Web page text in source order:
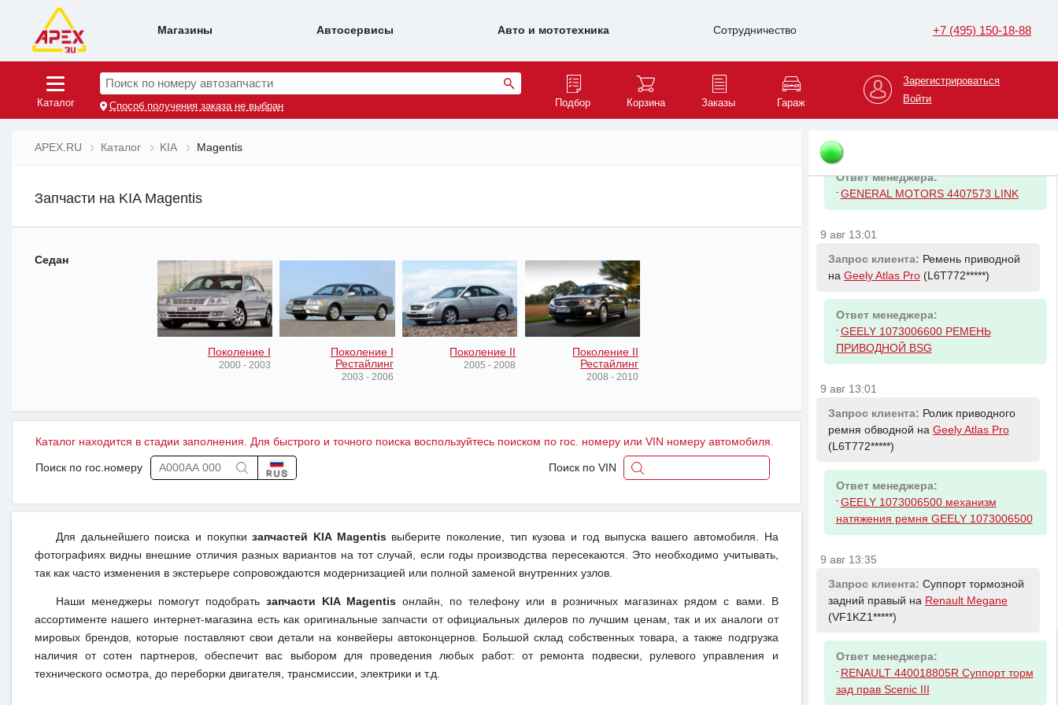
Магазины Автосервисы Авто и мототехника Сотрудничество +7 (495) 150-18-88
Каталог
Поиск по номеру автозапчасти
Способ получения заказа не выбран Подбор Корзина Заказы Гараж
Зарегистрироваться
Войти
APEX.RU Каталог KIA Magentis
Запчасти на KIA Magentis
Седан
Поколение I
2000 - 2003
Поколение I
Рестайлинг
2003 - 2006
Поколение II
2005 - 2008
Поколение II
Рестайлинг
2008 - 2010
Каталог находится в стадии заполнения. Для быстрого и точного поиска воспользуйтесь поиском по гос. номеру или VIN номеру автомобиля.
Поиск по гос.номеру Поиск по VIN
Для дальнейшего поиска и покупкизапчастей KIA Magentisвыберите поколение, тип кузова и год выпуска вашего автомобиля. На
фотографиях видны внешние отличия разных вариантов на тот случай, если годы производства пересекаются. Это необходимо учитывать,
так как часто изменения в экстерьере сопровождаются модернизацией или полной заменой внутренних узлов.
Наши менеджеры помогут подобратьзапчасти KIA Magentis онлайн, по телефону или в розничных магазинах рядом с вами. В
ассортименте нашего интернет-магазина есть как оригинальные запчасти от официальных дилеров по лучшим ценам, так и их аналоги от
мировых брендов, которые поставляют свои детали на конвейеры автоконцернов. Большой склад собственных товара, а также подгрузка
наличия от сотен партнеров, обеспечит вас выбором для проведения любых работ: от ремонта подвески, рулевого управления и
технического осмотра, до переборки двигателя, трансмиссии, электрики и т.д.
(+подшипник +ABS) Renault Nissan
9 авг 12:37
Запрос клиента:Стойка
стабилизатора переднего на
Ответ менеджера:
- GENERAL MOTORS 4407573 LINK
9 авг 13:01
Запрос клиента: Ремень приводной
на Geely Atlas Pro(L6T772*****)
Ответ менеджера:
- GEELY 1073006600 РЕМЕНЬ
ПРИВОДНОЙ BSG
9 авг 13:01
Запрос клиента: Ролик приводного
ремня обводной на Geely Atlas Pro
(L6T772*****)
Ответ менеджера:
- GEELY 1073006500 механизм
натяжения ремня GEELY 1073006500
9 авг 13:35
Запрос клиента: Суппорт тормозной
задний правый на Renault Megane
(VF1KZ1*****)
Ответ менеджера:
- RENAULT 440018805R Суппорт торм
зад прав Scenic III